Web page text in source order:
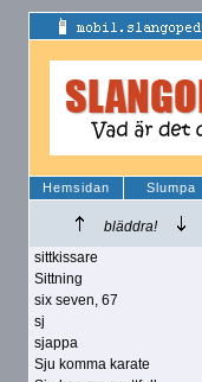
Hemsidan Slumpa
bläddra!
sittkissare
Sittning
six seven, 67
sj
sjappa
Sju komma karate